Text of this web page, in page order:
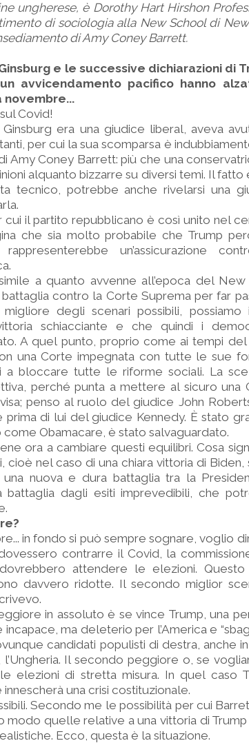
ungherese, è Dorothy Hart Hirshon
di sociologia alla New School di New
di Amy Coney Barrett.
e le successive dichiarazioni di
avvicendamento pacifico hanno
novembre...
Covid!
era una giudice liberal, aveva
per cui la sua scomparsa è
Amy Coney Barrett: più che una
alquanto bizzarre su diversi temi. Il fatto
tecnico, potrebbe anche rivelarsi una
il partito repubblicano è così unito nel
che sia molto probabile che Trump
un’assicurazione
a quanto avvenne all’epoca del
contro la Corte Suprema per far
degli scenari possibili, possiamo
schiacciante e che quindi i
A quel punto, proprio come ai tempi
una Corte impegnata con tutte le sue
a bloccare tutte le riforme sociali. La
perché punta a mettere al sicuro una
penso al ruolo del giudice John
di lui del giudice Kennedy. È stato
Obamacare, è stato salvaguardato.
ora a cambiare questi equilibri. Cosa
cioè nel caso di una chiara vittoria di Biden,
una nuova e dura battaglia tra la
dagli esiti imprevedibili, che
in fondo si può sempre sognare, voglio
contrarre il Covid, la
attendere le elezioni.
davvero ridotte. Il secondo miglior
in assoluto è se vince Trump, una
ma deleterio per l’America e
candidati populisti di destra, anche
Il secondo peggiore o, se
elezioni di stretta misura. In quel caso
una crisi costituzionale.
Secondo me le possibilità per cui
quelle relative a una vittoria di Trump
Ecco, questa è la situazione.